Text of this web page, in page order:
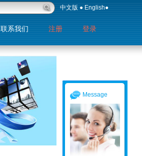
中文版 ● English●
联系我们 注册 登录
Message